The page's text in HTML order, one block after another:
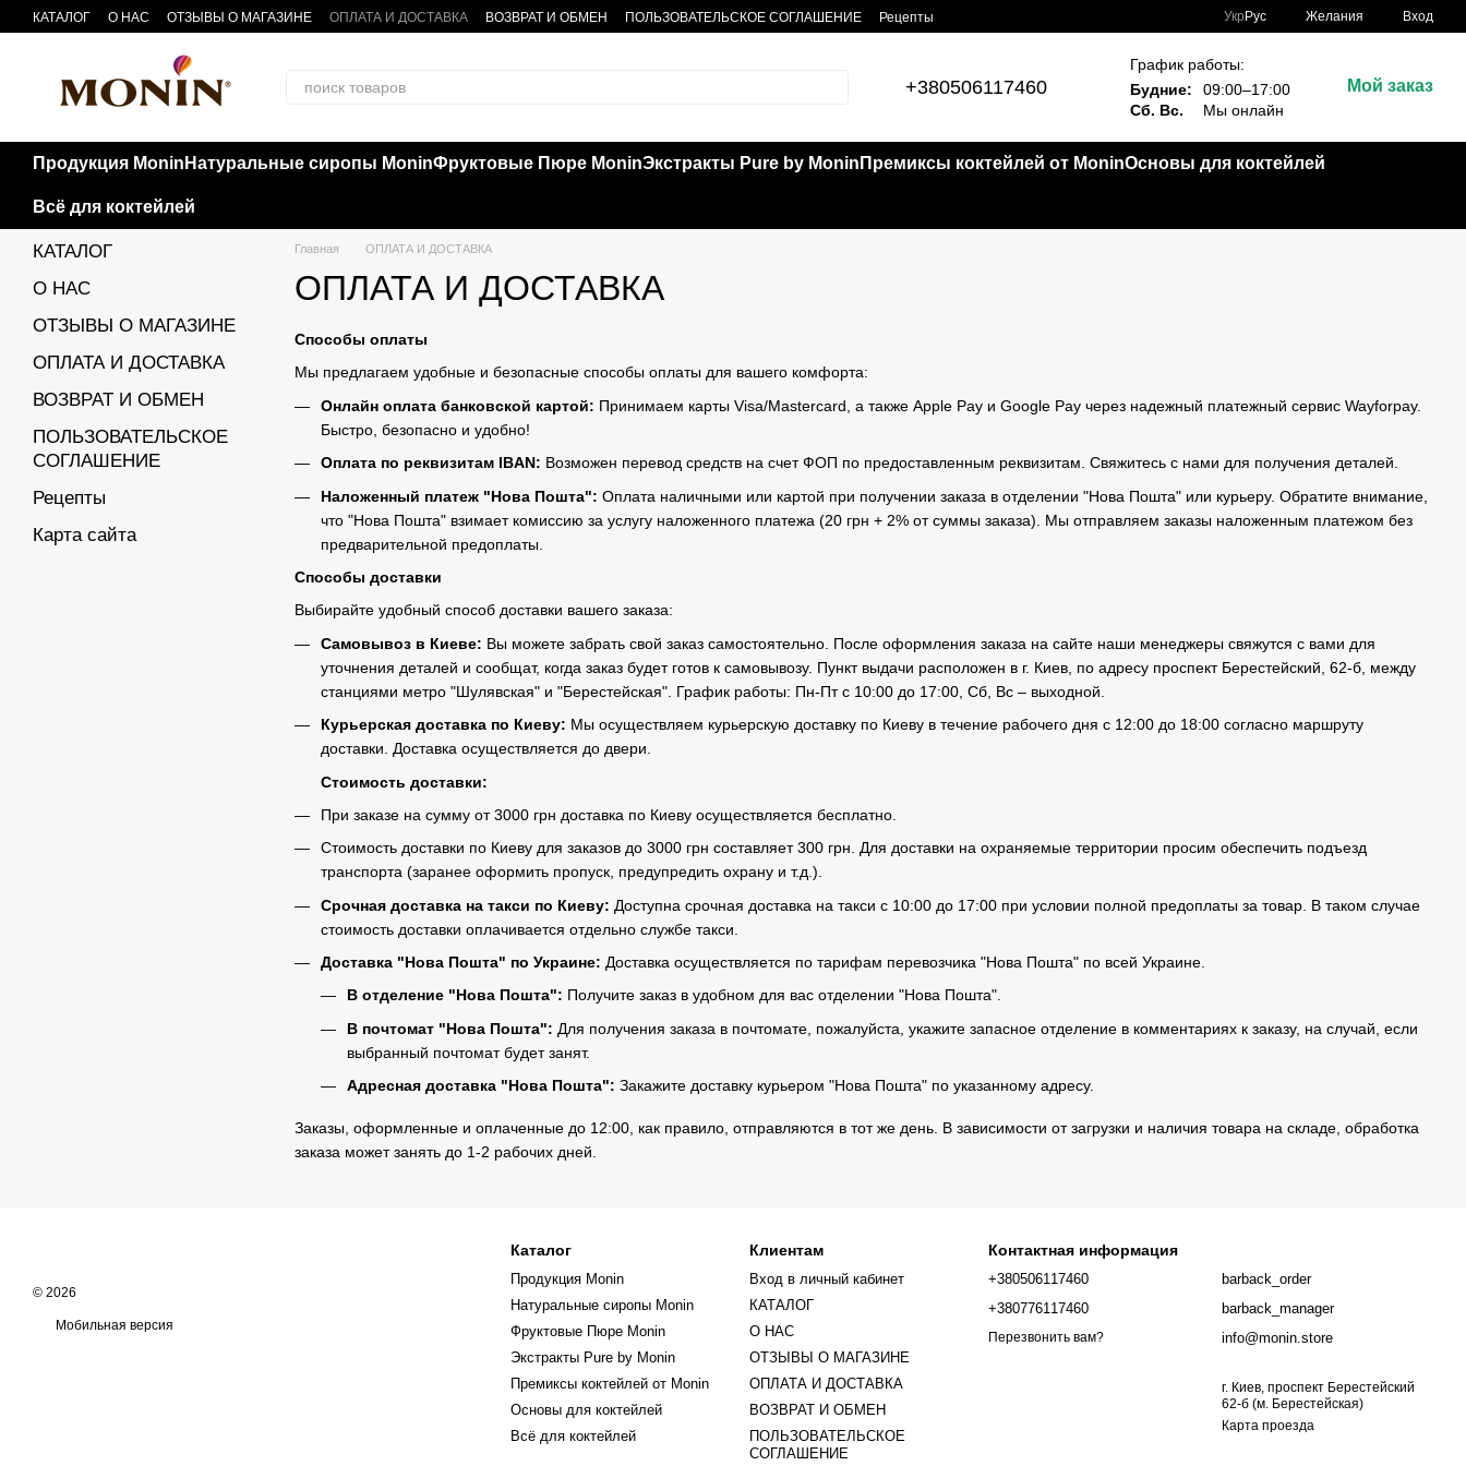
Перейти к основному контенту
КАТАЛОГ О НАС ОТЗЫВЫ О МАГАЗИНЕ ОПЛАТА И ДОСТАВКА ВОЗВРАТ И ОБМЕН ПОЛЬЗОВАТЕЛЬСКОЕ СОГЛАШЕНИЕ Рецепты Укр Рус Желания Вход
+380506117460
График работы:
Будние:
09:00–17:00
Сб. Вс.
Мы онлайн
Мой заказ
Продукция Monin Натуральные сиропы MoninФруктовые Пюре MoninЭкстракты Pure by Monin Премиксы коктейлей от MoninОсновы для коктейлей
Всё для коктейлей
Главная ОПЛАТА И ДОСТАВКА
ОПЛАТА И ДОСТАВКА
Способы оплаты
Мы предлагаем удобные и безопасные способы оплаты для вашего комфорта:
Онлайн оплата банковской картой: Принимаем карты Visa/Mastercard, а также Apple Pay и Google Pay через надежный платежный сервис Wayforpay.
Быстро, безопасно и удобно!
Оплата по реквизитам IBAN: Возможен перевод средств на счет ФОП по предоставленным реквизитам. Свяжитесь с нами для получения деталей.
Наложенный платеж "Нова Пошта": Оплата наличными или картой при получении заказа в отделении "Нова Пошта" или курьеру. Обратите внимание,
что "Нова Пошта" взимает комиссию за услугу наложенного платежа (20 грн + 2% от суммы заказа). Мы отправляем заказы наложенным платежом без
предварительной предоплаты.
Способы доставки
Выбирайте удобный способ доставки вашего заказа:
Самовывоз в Киеве: Вы можете забрать свой заказ самостоятельно. После оформления заказа на сайте наши менеджеры свяжутся с вами для
уточнения деталей и сообщат, когда заказ будет готов к самовывозу. Пункт выдачи расположен в г. Киев, по адресу проспект Берестейский, 62-б, между
станциями метро "Шулявская" и "Берестейская". График работы: Пн-Пт с 10:00 до 17:00, Сб, Вс – выходной.
Курьерская доставка по Киеву: Мы осуществляем курьерскую доставку по Киеву в течение рабочего дня с 12:00 до 18:00 согласно маршруту
доставки. Доставка осуществляется до двери.
Стоимость доставки:
При заказе на сумму от 3000 грн доставка по Киеву осуществляется бесплатно.
Стоимость доставки по Киеву для заказов до 3000 грн составляет 300 грн. Для доставки на охраняемые территории просим обеспечить подъезд
транспорта (заранее оформить пропуск, предупредить охрану и т.д.).
Срочная доставка на такси по Киеву: Доступна срочная доставка на такси с 10:00 до 17:00 при условии полной предоплаты за товар. В таком случае
стоимость доставки оплачивается отдельно службе такси.
Доставка "Нова Пошта" по Украине: Доставка осуществляется по тарифам перевозчика "Нова Пошта" по всей Украине.
В отделение "Нова Пошта": Получите заказ в удобном для вас отделении "Нова Пошта".
В почтомат "Нова Пошта": Для получения заказа в почтомате, пожалуйста, укажите запасное отделение в комментариях к заказу, на случай, если
выбранный почтомат будет занят.
Адресная доставка "Нова Пошта": Закажите доставку курьером "Нова Пошта" по указанному адресу.
Заказы, оформленные и оплаченные до 12:00, как правило, отправляются в тот же день. В зависимости от загрузки и наличия товара на складе, обработка
заказа может занять до 1-2 рабочих дней.
КАТАЛОГ
О НАС
ОТЗЫВЫ О МАГАЗИНЕ
ОПЛАТА И ДОСТАВКА
ВОЗВРАТ И ОБМЕН
ПОЛЬЗОВАТЕЛЬСКОЕ
СОГЛАШЕНИЕ
Рецепты
Карта сайта
© 2026
Мобильная версия
Каталог
Продукция Monin
Натуральные сиропы Monin
Фруктовые Пюре Monin
Экстракты Pure by Monin
Премиксы коктейлей от Monin
Основы для коктейлей
Всё для коктейлей
Клиентам
Вход в личный кабинет
КАТАЛОГ
О НАС
ОТЗЫВЫ О МАГАЗИНЕ
ОПЛАТА И ДОСТАВКА
ВОЗВРАТ И ОБМЕН
ПОЛЬЗОВАТЕЛЬСКОЕ
СОГЛАШЕНИЕ
Контактная информация
+380506117460
+380776117460
Перезвонить вам?
barback_order
barback_manager
info@monin.store
г. Киев, проспект Берестейский
62-б (м. Берестейская)
Карта проезда